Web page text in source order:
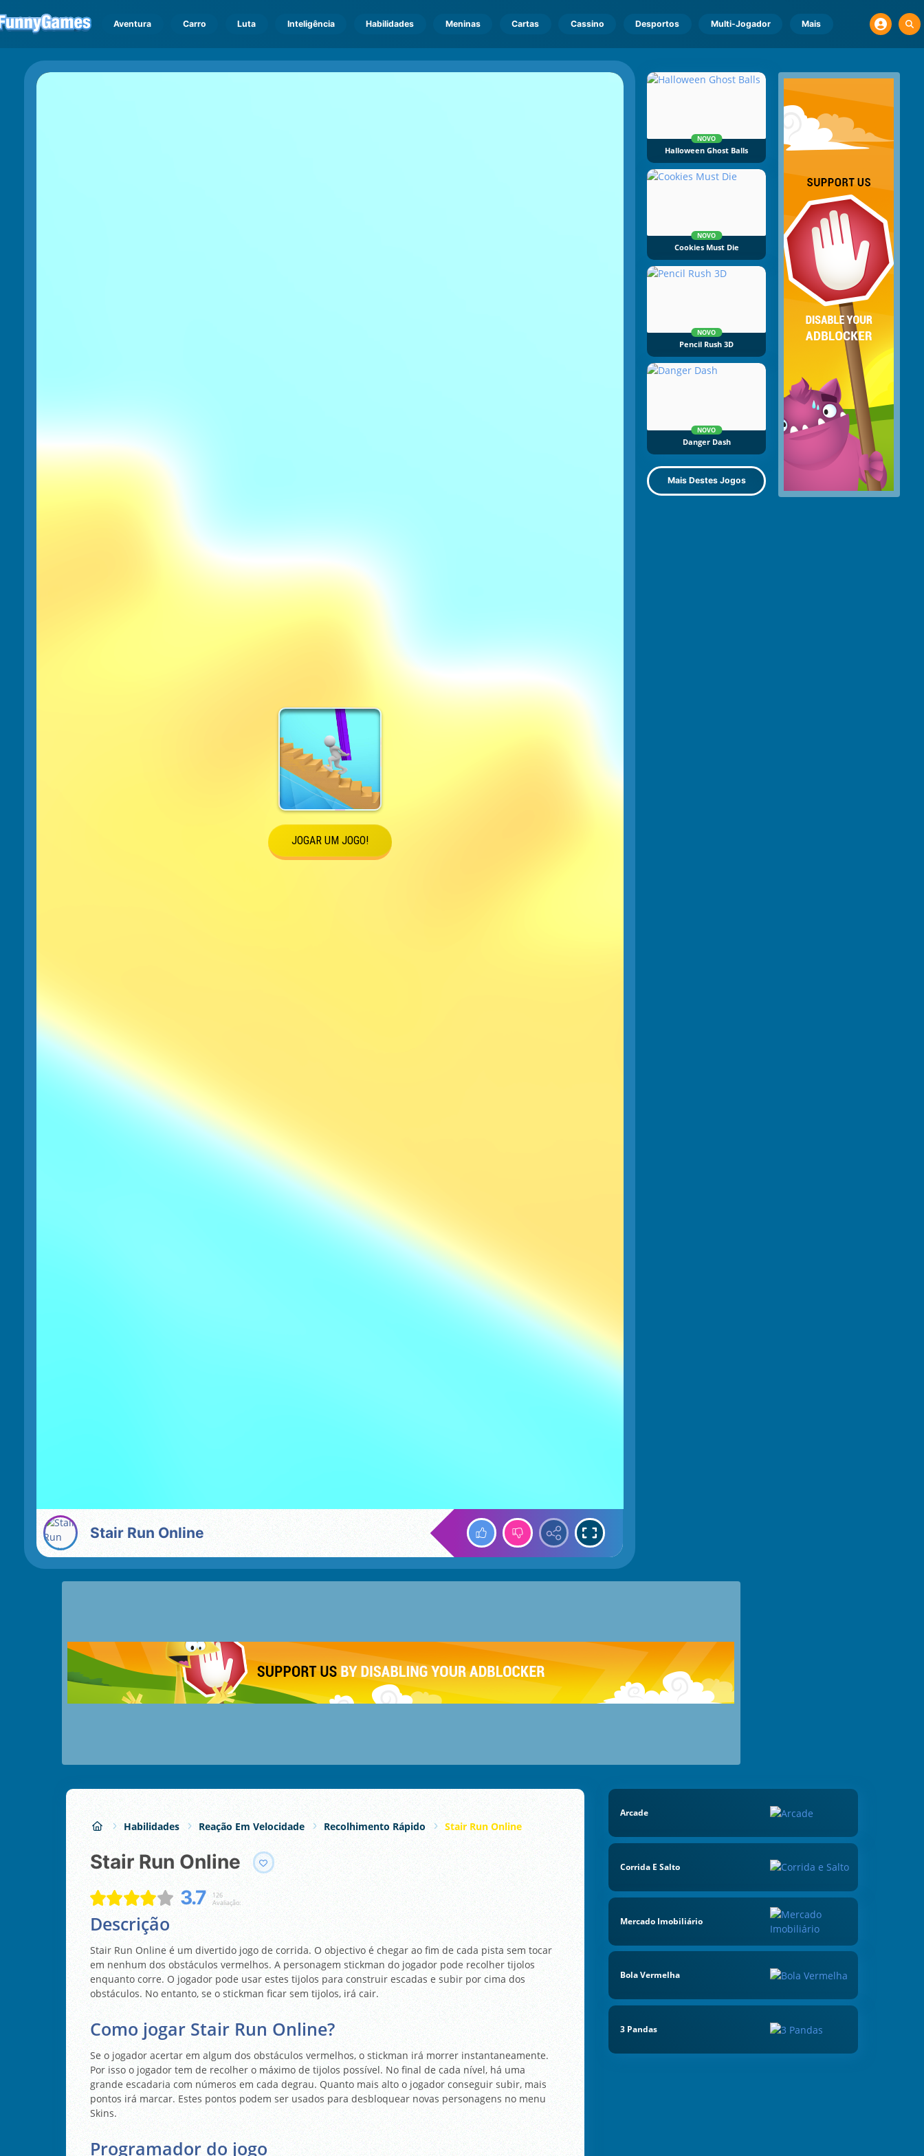
Aventura Carro Luta Inteligência Habilidades Meninas Cartas Cassino Desportos Multi-Jogador Mais
Stair Run Online
NOVO
Halloween Ghost Balls
NOVO
Cookies Must Die
NOVO
Pencil Rush 3D
NOVO
Danger Dash
Mais Destes Jogos
Habilidades Reação Em Velocidade Recolhimento Rápido Stair Run Online
Stair Run Online
3.7
126
Avaliação:
Descrição
Stair Run Online é um divertido jogo de corrida. O objectivo é chegar ao fim de cada pista sem tocar
em nenhum dos obstáculos vermelhos. A personagem stickman do jogador pode recolher tijolos
enquanto corre. O jogador pode usar estes tijolos para construir escadas e subir por cima dos
obstáculos. No entanto, se o stickman ficar sem tijolos, irá cair.
Como jogar Stair Run Online?
Se o jogador acertar em algum dos obstáculos vermelhos, o stickman irá morrer instantaneamente.
Por isso o jogador tem de recolher o máximo de tijolos possível. No final de cada nível, há uma
grande escadaria com números em cada degrau. Quanto mais alto o jogador conseguir subir, mais
pontos irá marcar. Estes pontos podem ser usados para desbloquear novas personagens no menu
Skins.
Programador do jogo
Arcade
Corrida E Salto
Mercado Imobiliário
Bola Vermelha
3 Pandas